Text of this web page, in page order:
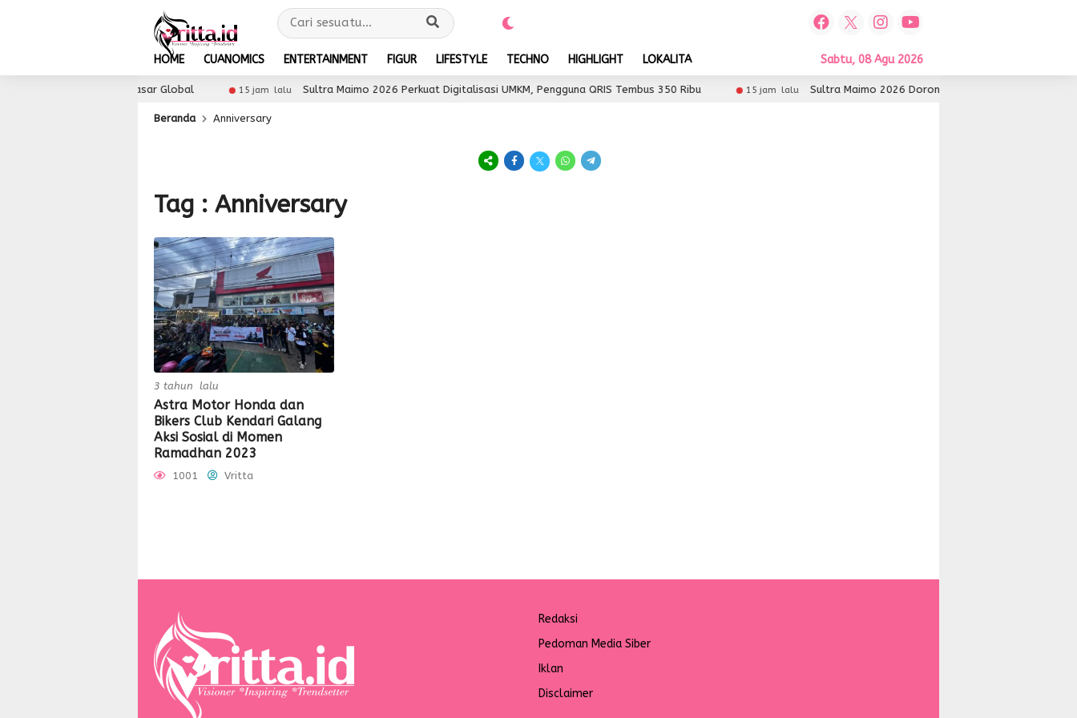
HOME CUANOMICS ENTERTAINMENT FIGUR LIFESTYLE TECHNO HIGHLIGHT LOKALITA Sabtu, 08 Agu 2026
Akses UMKM ke Pasar Global 15 jam lalu Sultra Maimo 2026 Perkuat Digitalisasi UMKM, Pengguna QRIS Tembus 350 Ribu 15 jam lalu Sultra Maimo 2026 Dorong UMKM Sultra Lebih Inovatif
Beranda Anniversary
Tag : Anniversary
3 tahun lalu
Astra Motor Honda dan
Bikers Club Kendari Galang
Aksi Sosial di Momen
Ramadhan 2023
1001 Vritta
Redaksi
Pedoman Media Siber
Iklan
Disclaimer